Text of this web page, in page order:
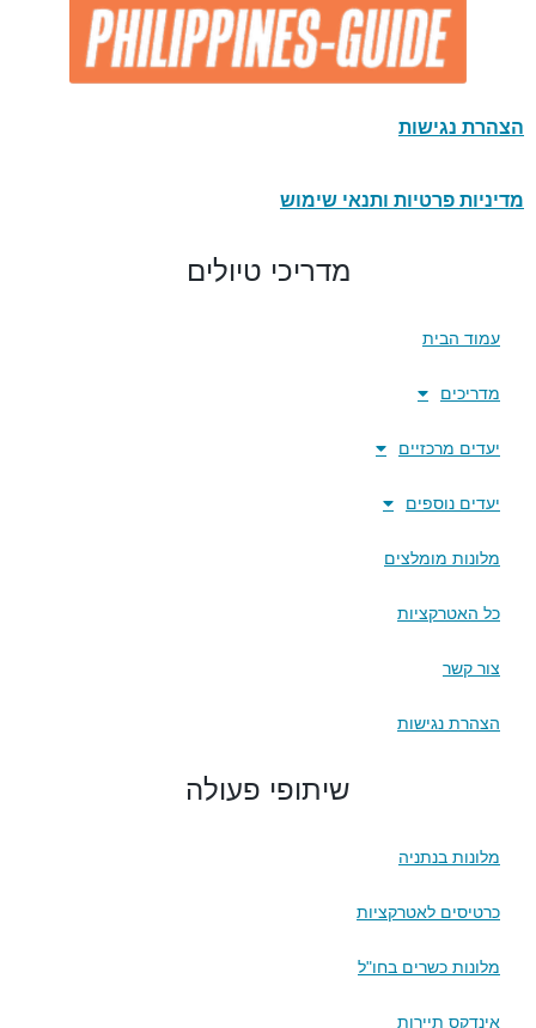
הצהרת נגישות
מדיניות פרטיות ותנאי שימוש
מדריכי טיולים
עמוד הבית
מדריכים
יעדים מרכזיים
יעדים נוספים
מלונות מומלצים
כל האטרקציות
צור קשר
הצהרת נגישות
שיתופי פעולה
מלונות בנתניה
כרטיסים לאטרקציות
מלונות כשרים בחו"ל
אינדקס תיירות